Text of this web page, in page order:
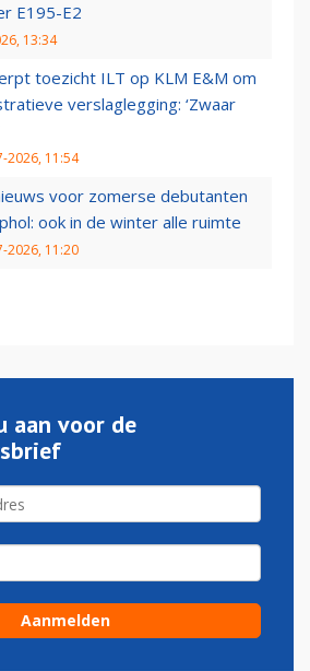
E195-E2
13:34
toezicht ILT op KLM E&M om
verslaglegging: ‘Zwaar
2026, 11:54
voor zomerse debutanten
ook in de winter alle ruimte
2026, 11:20
aan voor de